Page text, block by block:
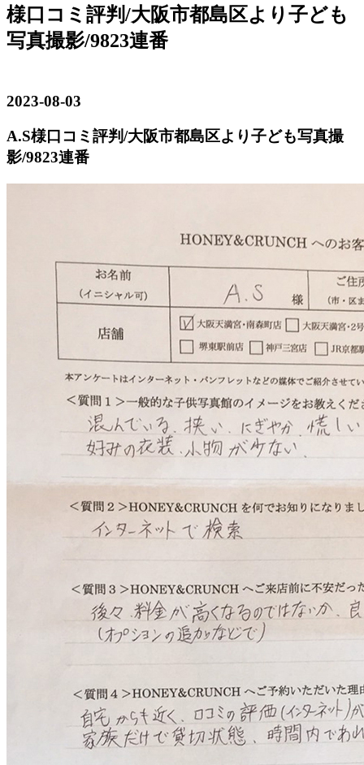
様口コミ評判/大阪市都島区より子ども
写真撮影/9823連番
2023-08-03
A.S様口コミ評判/大阪市都島区より子ども写真撮
影/9823連番